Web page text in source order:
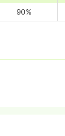
90%